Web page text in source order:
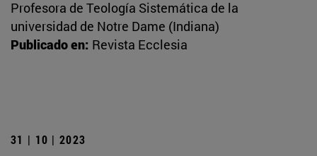
Profesora de Teología Sistemática de la
universidad de Notre Dame (Indiana)
Publicado en: Revista Ecclesia
31 | 10 | 2023